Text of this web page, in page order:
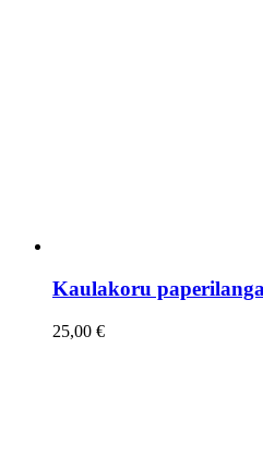
Kaulakoru
25,00 €